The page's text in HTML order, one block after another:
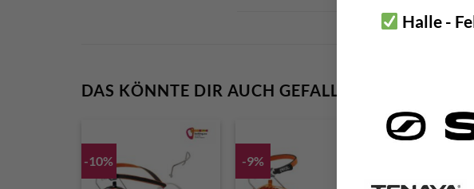
Halle -
DAS KÖNNTE DIR AUCH GEFALLEN …
-10% -9%